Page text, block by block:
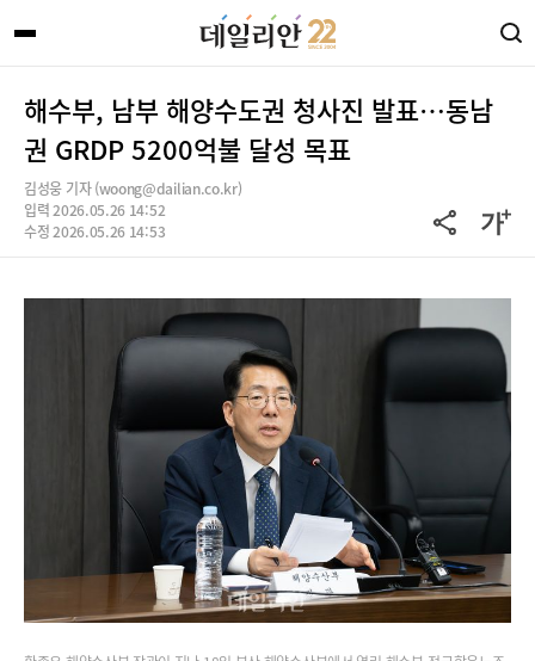
해수부, 남부 해양수도권 청사진 발표…동남
권 GRDP 5200억불 달성 목표
김성웅 기자 (woong@dailian.co.kr)
입력 2026.05.26 14:52
수정 2026.05.26 14:53